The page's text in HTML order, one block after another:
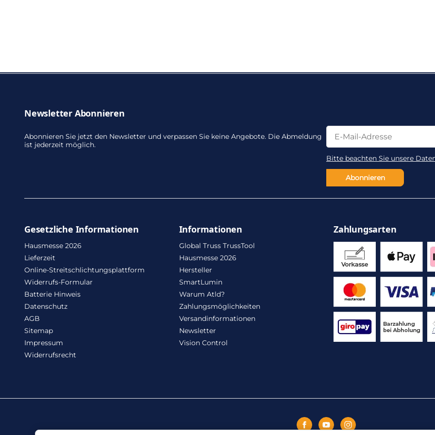
Gesetzliche Informationen
Hausmesse 2026
Lieferzeit
Online-Streitschlichtungsplattform
Widerrufs-Formular
Batterie Hinweis
Datenschutz
AGB
Sitemap
Impressum
Widerrufsrecht
Informationen
Global Truss TrussTool
Hausmesse 2026
Hersteller
SmartLumin
Warum Atld?
Zahlungsmöglichkeiten
Versandinformationen
Newsletter
Vision Control
Zahlungsarten
Newsletter Abonnieren
Abonnieren Sie jetzt den Newsletter und verpassen Sie keine Angebote. Die Abmeldung
ist jederzeit möglich.
Newsletter Abonnieren
Newsletter Abonnieren
Bitte beachten Sie unsere
Abonnieren